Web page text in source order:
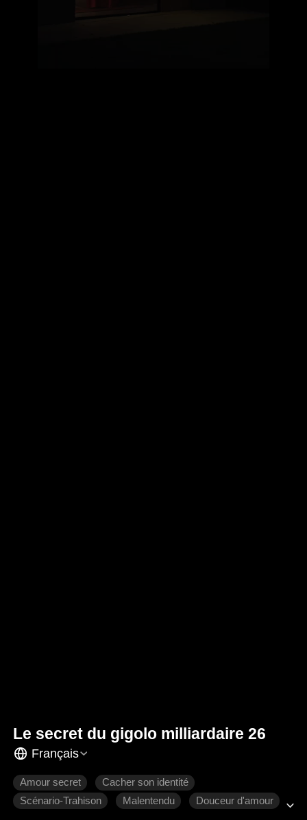
Le secret du gigolo milliardaire 26
Français
Amour secret
Cacher son identité
Scénario-Trahison
Malentendu
Douceur d'amour